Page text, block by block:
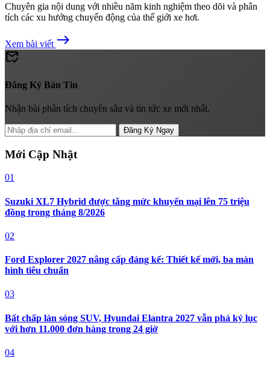
Chuyên gia nội dung với nhiều năm kinh nghiệm theo dõi và phân
tích các xu hướng chuyển động của thế giới xe hơi.
Xem bài viết east
mark_email_read
Đăng Ký Bản Tin
Nhận bài phân tích chuyên sâu và tin tức xe mới nhất.
Đăng Ký Ngay
Mới Cập Nhật
01
Suzuki XL7 Hybrid được tăng mức khuyến mại lên 75 triệu
đồng trong tháng 8/2026
02
Ford Explorer 2027 nâng cấp đáng kể: Thiết kế mới, ba màn
hình tiêu chuẩn
03
Bất chấp làn sóng SUV, Hyundai Elantra 2027 vẫn phá kỷ lục
với hơn 11.000 đơn hàng trong 24 giờ
04